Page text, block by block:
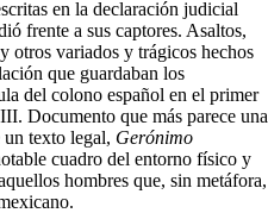
en la declaración judicial
frente a sus captores. Asaltos,
otros variados y trágicos hechos
que guardaban los
del colono español en el primer
Documento que más parece una
texto legal, Gerónimo
cuadro del entorno físico y
hombres que, sin metáfora,